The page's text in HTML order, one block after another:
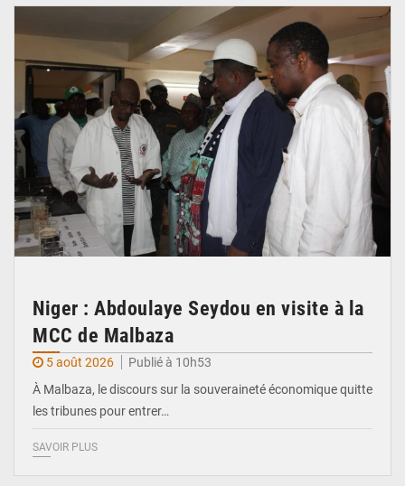
Niger : Abdoulaye Seydou en visite à la
MCC de Malbaza
5 août 2026
Publié à 10h53
À Malbaza, le discours sur la souveraineté économique quitte
les tribunes pour entrer…
SAVOIR PLUS